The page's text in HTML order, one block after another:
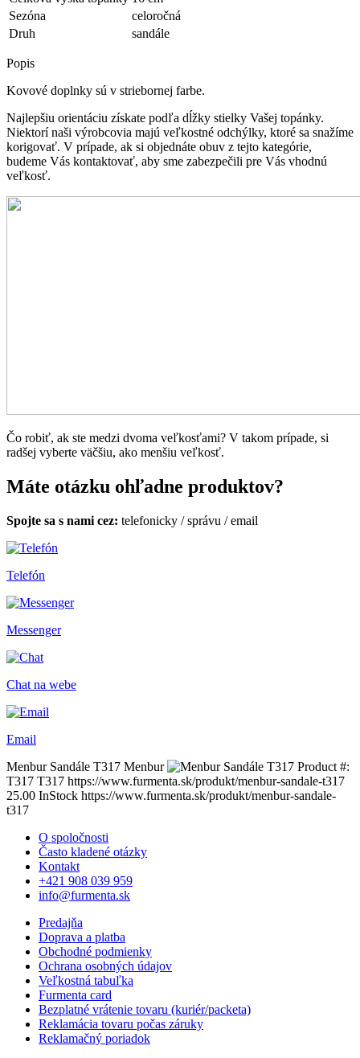
Sezóna
celoročná
Druh
sandále
Popis
Kovové doplnky sú v striebornej farbe.
Najlepšiu orientáciu získate podľa dĺžky stielky Vašej topánky.
Niektorí naši výrobcovia majú veľkostné odchýlky, ktoré sa snažíme
korigovať. V prípade, ak si objednáte obuv z tejto kategórie,
budeme Vás kontaktovať, aby sme zabezpečili pre Vás vhodnú
veľkosť.
Čo robiť, ak ste medzi dvoma veľkosťami? V takom prípade, si
radšej vyberte väčšiu, ako menšiu veľkosť.
Máte otázku ohľadne produktov?
Spojte sa s nami cez: telefonicky /správu /email
Telefón
Messenger
Chat na webe
Email
Menbur Sandále T317 Menbur
Product #:
T317 T317 https://www.furmenta.sk/produkt/menbur-sandale-t317
25.00 InStock https://www.furmenta.sk/produkt/menbur-sandale-
t317
O spoločnosti
Často kladené otázky
Kontakt
+421 908 039 959
info@furmenta.sk
Predajňa
Doprava a platba
Obchodné podmienky
Ochrana osobných údajov
Veľkostná tabuľka
Furmenta card
Bezplatné vrátenie tovaru (kuriér/packeta)
Reklamácia tovaru počas záruky
Reklamačný poriadok